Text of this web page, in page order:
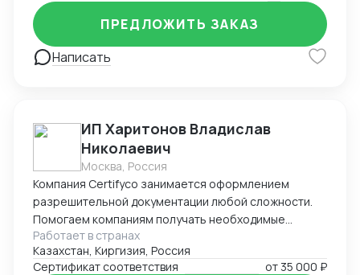
Написать
ПРЕДЛОЖИТЬ ЗАКАЗ
ИП Харитонов Владислав
Николаевич
Москва, Россия
Компания Certifyco занимается оформлением
разрешительной документации любой сложности.
Помогаем компаниям получать необходимые
документы для импорта, экспорта, реализации
продукции. Решаем самые сложные задачи.
Работает в странах
Казахстан, Киргизия, Россия
Сертификат соответствия
от 35 000 ₽